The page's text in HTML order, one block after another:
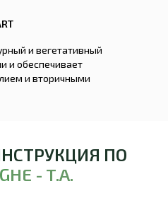
и вегетативный
и обеспечивает
и вторичными
ИНСТРУКЦИЯ ПО
GHE - T.A.